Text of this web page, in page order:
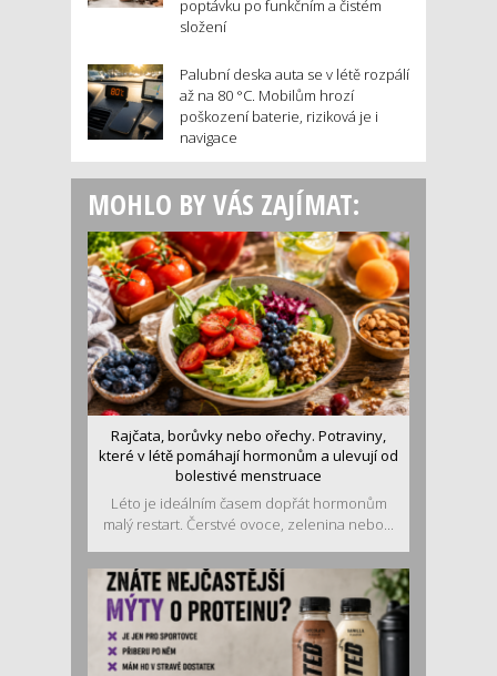
poptávku po funkčním a čistém
složení
Palubní deska auta se v létě rozpálí
až na 80 °C. Mobilům hrozí
poškození baterie, riziková je i
navigace
MOHLO BY VÁS ZAJÍMAT:
Rajčata, borůvky nebo ořechy. Potraviny,
které v létě pomáhají hormonům a ulevují od
bolestivé menstruace
Léto je ideálním časem dopřát hormonům
malý restart. Čerstvé ovoce, zelenina nebo...